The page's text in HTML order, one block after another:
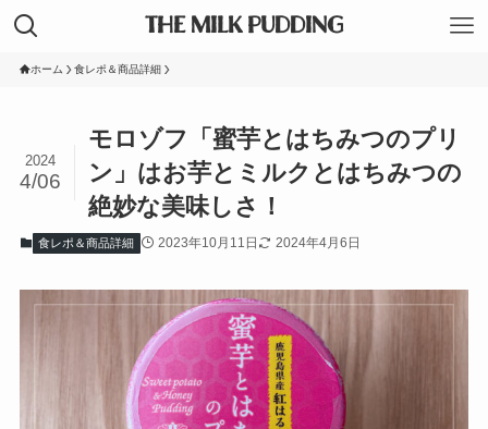
THE MILK PUDDING
ホーム 食レポ＆商品詳細
モロゾフ「蜜芋とはちみつのプリ
ン」はお芋とミルクとはちみつの
絶妙な美味しさ！
2024
4/06
食レポ＆商品詳細 2023年10月11日 2024年4月6日